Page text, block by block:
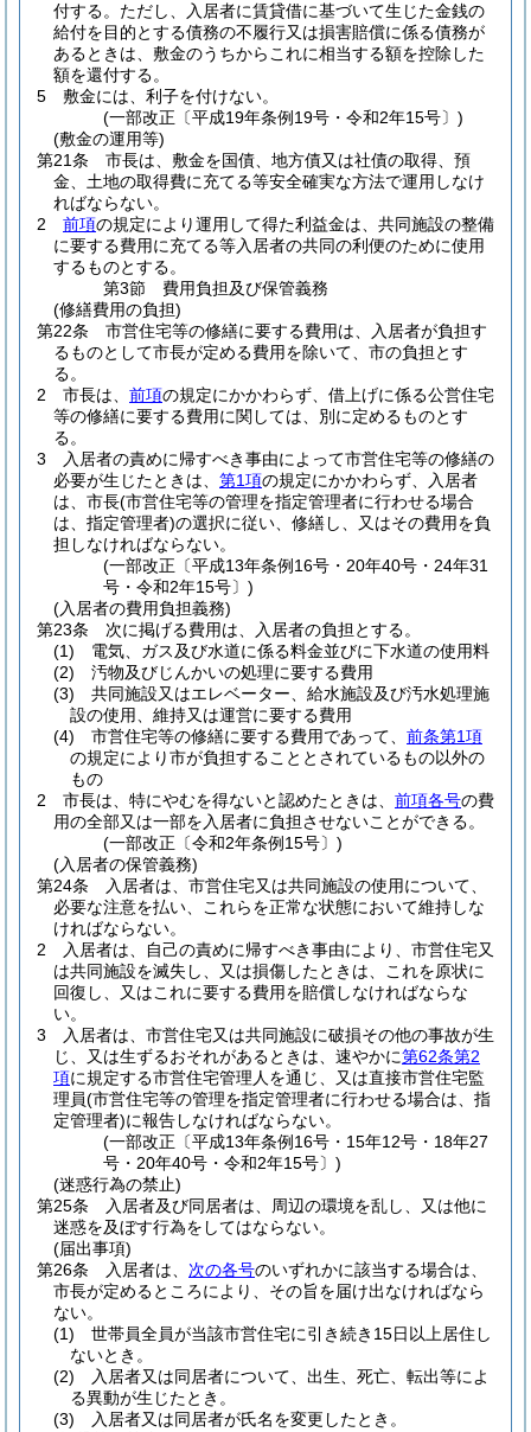
付する。 ただし、入居者に賃貸借に基づいて生じた金銭の
給付を目的とする債務の不履行又は損害賠償に係る債務が
あるときは、敷金のうちからこれに相当する額を控除した
額を還付する。
5
敷金には、利子を付けない。
(一部改正〔平成19年条例19号・令和2年15号〕)
(敷金の運用等)
第21条
市長は、敷金を国債、地方債又は社債の取得、預
金、土地の取得費に充てる等安全確実な方法で運用しなけ
ればならない。
2
前項の規定により運用して得た利益金は、共同施設の整備
に要する費用に充てる等入居者の共同の利便のために使用
するものとする。
第3節
費用負担及び保管義務
(修繕費用の負担)
第22条
市営住宅等の修繕に要する費用は、入居者が負担す
るものとして市長が定める費用を除いて、市の負担とす
る。
2
市長は、 前項の規定にかかわらず、借上げに係る公営住宅
等の修繕に要する費用に関しては、別に定めるものとす
る。
3
入居者の責めに帰すべき事由によって市営住宅等の修繕の
必要が生じたときは、 第1項の規定にかかわらず、入居者
は、市長(市営住宅等の管理を指定管理者に行わせる場合
は、指定管理者)の選択に従い、修繕し、又はその費用を負
担しなければならない。
(一部改正〔平成13年条例16号・20年40号・24年31
号・令和2年15号〕)
(入居者の費用負担義務)
第23条
次に掲げる費用は、入居者の負担とする。
(1)
電気、ガス及び水道に係る料金並びに下水道の使用料
(2)
汚物及びじんかいの処理に要する費用
(3)
共同施設又はエレベーター、給水施設及び汚水処理施
設の使用、維持又は運営に要する費用
(4)
市営住宅等の修繕に要する費用であって、 前条第1項
の規定により市が負担することとされているもの以外の
もの
2
市長は、特にやむを得ないと認めたときは、 前項各号の費
用の全部又は一部を入居者に負担させないことができる。
(一部改正〔令和2年条例15号〕)
(入居者の保管義務)
第24条
入居者は、市営住宅又は共同施設の使用について、
必要な注意を払い、これらを正常な状態において維持しな
ければならない。
2
入居者は、自己の責めに帰すべき事由により、市営住宅又
は共同施設を滅失し、又は損傷したときは、これを原状に
回復し、又はこれに要する費用を賠償しなければならな
い。
3
入居者は、市営住宅又は共同施設に破損その他の事故が生
じ、又は生ずるおそれがあるときは、速やかに第62条第2
項に規定する市営住宅管理人を通じ、又は直接市営住宅監
理員(市営住宅等の管理を指定管理者に行わせる場合は、指
定管理者)に報告しなければならない。
(一部改正〔平成13年条例16号・15年12号・18年27
号・20年40号・令和2年15号〕)
(迷惑行為の禁止)
第25条
入居者及び同居者は、周辺の環境を乱し、又は他に
迷惑を及ぼす行為をしてはならない。
(届出事項)
第26条
入居者は、 次の各号のいずれかに該当する場合は、
市長が定めるところにより、その旨を届け出なければなら
ない。
(1)
世帯員全員が当該市営住宅に引き続き15日以上居住し
ないとき。
(2)
入居者又は同居者について、出生、死亡、転出等によ
る異動が生じたとき。
(3)
入居者又は同居者が氏名を変更したとき。